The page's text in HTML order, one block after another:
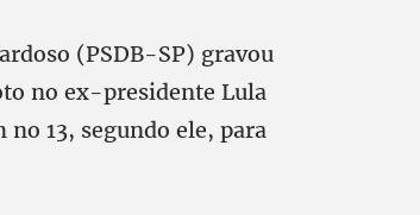
(PSDB-SP) gravou
no ex-presidente Lula
13, segundo ele, para